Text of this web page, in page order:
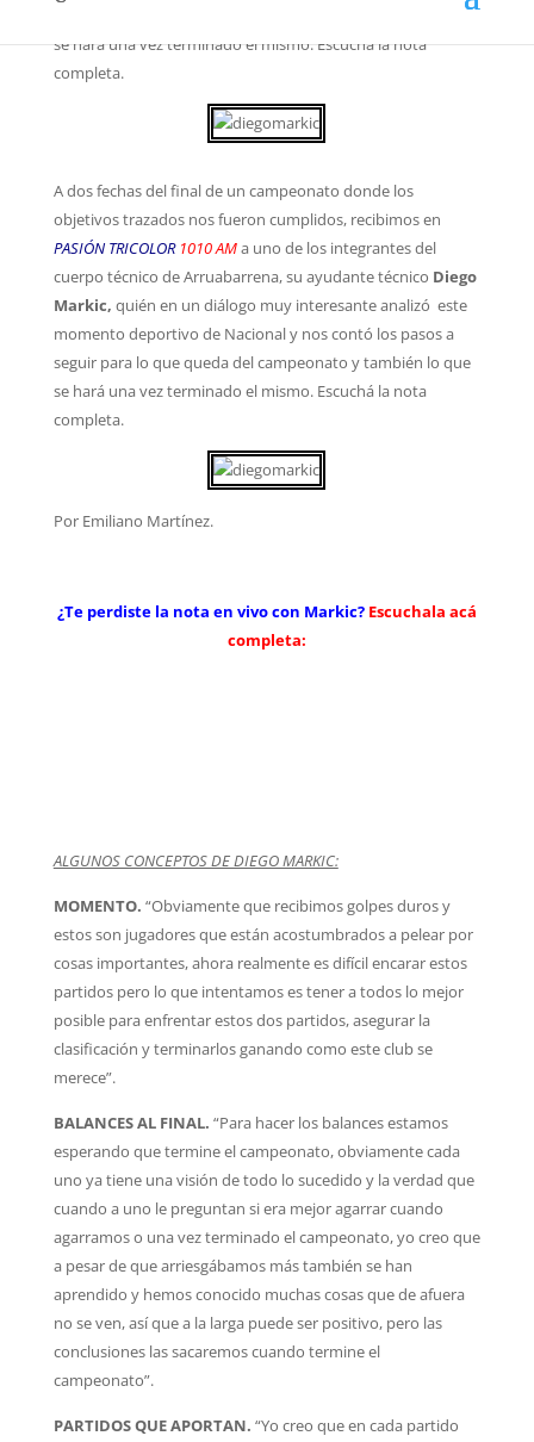
seguir para lo que queda del campeonato y también lo que
se hará una vez terminado el mismo. Escuchá la nota
completa.
A dos fechas del final de un campeonato donde los
objetivos trazados nos fueron cumplidos, recibimos en
PASIÓN TRICOLOR 1010 AMa uno de los integrantes del
cuerpo técnico de Arruabarrena, su ayudante técnico Diego
Markic, quién en un diálogo muy interesante analizó este
momento deportivo de Nacional y nos contó los pasos a
seguir para lo que queda del campeonato y también lo que
se hará una vez terminado el mismo. Escuchá la nota
completa.
Por Emiliano Martínez.
¿Te perdiste la nota en vivo con Markic? Escuchala acá
completa:
ALGUNOS CONCEPTOS DE DIEGO MARKIC:
MOMENTO. “Obviamente que recibimos golpes duros y
estos son jugadores que están acostumbrados a pelear por
cosas importantes, ahora realmente es difícil encarar estos
partidos pero lo que intentamos es tener a todos lo mejor
posible para enfrentar estos dos partidos, asegurar la
clasificación y terminarlos ganando como este club se
merece”.
BALANCES AL FINAL. “Para hacer los balances estamos
esperando que termine el campeonato, obviamente cada
uno ya tiene una visión de todo lo sucedido y la verdad que
cuando a uno le preguntan si era mejor agarrar cuando
agarramos o una vez terminado el campeonato, yo creo que
a pesar de que arriesgábamos más también se han
aprendido y hemos conocido muchas cosas que de afuera
no se ven, así que a la larga puede ser positivo, pero las
conclusiones las sacaremos cuando termine el
campeonato”.
PARTIDOS QUE APORTAN. “Yo creo que en cada partido